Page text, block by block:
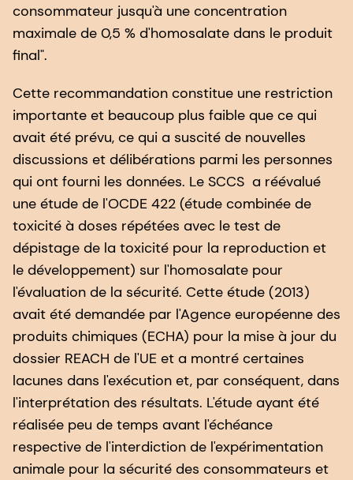
consommateur jusqu'à une concentration
maximale de 0,5 % d'homosalate dans le produit
final".
Cette recommandation constitue une restriction
importante et beaucoup plus faible que ce qui
avait été prévu, ce qui a suscité de nouvelles
discussions et délibérations parmi les personnes
qui ont fourni les données. Le SCCS a réévalué
une étude de l'OCDE 422 (étude combinée de
toxicité à doses répétées avec le test de
dépistage de la toxicité pour la reproduction et
le développement) sur l'homosalate pour
l'évaluation de la sécurité. Cette étude (2013)
avait été demandée par l'Agence européenne des
produits chimiques (ECHA) pour la mise à jour du
dossier REACH de l'UE et a montré certaines
lacunes dans l'exécution et, par conséquent, dans
l'interprétation des résultats. L'étude ayant été
réalisée peu de temps avant l'échéance
respective de l'interdiction de l'expérimentation
animale pour la sécurité des consommateurs et